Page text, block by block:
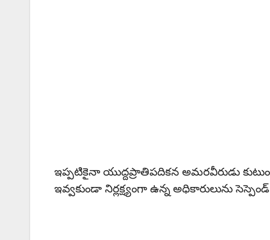
ఇప్పటికైనా యుద్దప్రాతిపదికన అమరవీరుడు
ఇవ్వకుండా నిర్లక్ష్యంగా ఉన్న అధికారులును